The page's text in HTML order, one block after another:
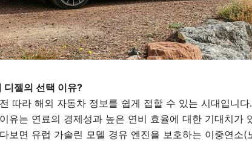
디젤의 선택 이유?
따라 해외 자동차 정보를 쉽게 접할 수 있는 시대입니다
유는 연료의 경제성과 높은 연비 효율에 대한 기대치가
보면 유럽 가솔린 모델 경유 엔진을 보호하는 이중연소(